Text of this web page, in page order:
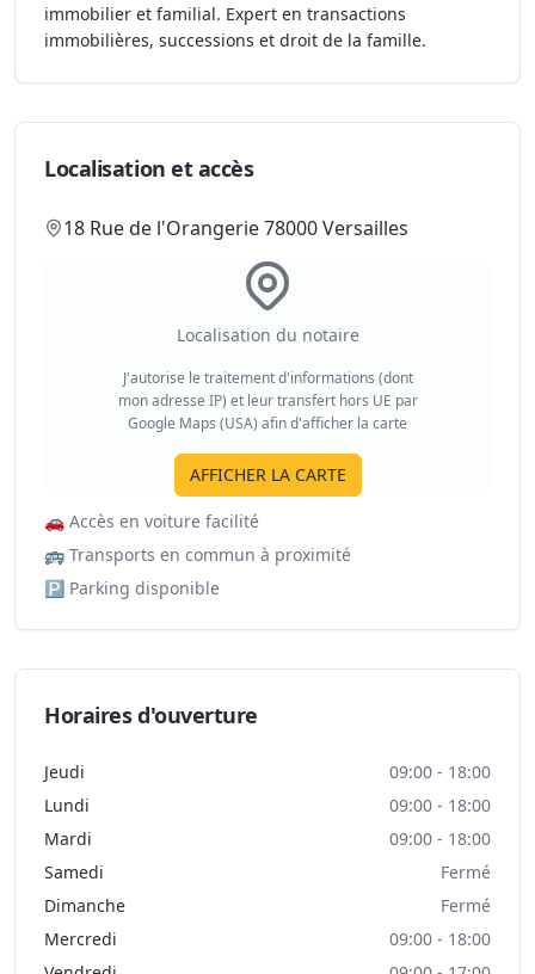
immobilier et familial. Expert en transactions
immobilières, successions et droit de la famille.
Localisation et accès
18 Rue de l'Orangerie 78000 Versailles
Localisation du notaire
J'autorise le traitement d'informations (dont
mon adresse IP) et leur transfert hors UE par
Google Maps (USA) afin d'afficher la carte
AFFICHER LA CARTE
🚗 Accès en voiture facilité
🚌 Transports en commun à proximité
🅿️ Parking disponible
Horaires d'ouverture
Jeudi
09:00 - 18:00
Lundi
09:00 - 18:00
Mardi
09:00 - 18:00
Samedi
Fermé
Dimanche
Fermé
Mercredi
09:00 - 18:00